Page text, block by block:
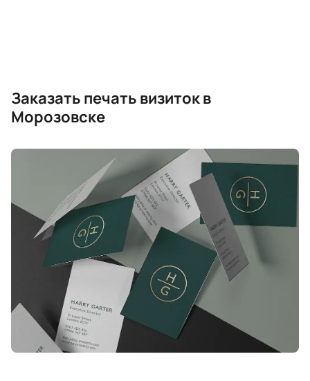
Заказать печать визиток в
Морозовске